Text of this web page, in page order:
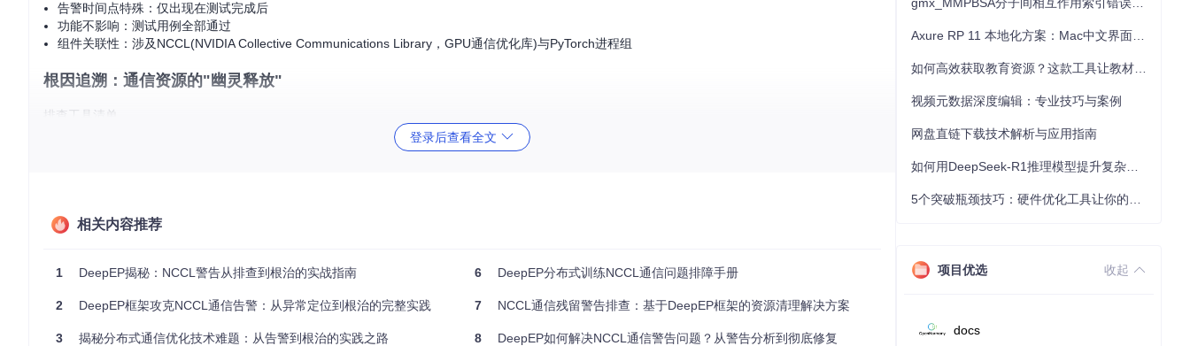
告警时间点特殊：仅出现在测试完成后
功能不影响：测试用例全部通过
组件关联性：涉及NCCL(NVIDIA Collective Communications Library，GPU通信优化库)与PyTorch进程组
根因追溯：通信资源的"幽灵释放"
排查工具清单
1️⃣日志痕迹分析
代码路径追踪
csrc/kernels/runtime.cu中发现NCCL初始化逻辑，但未找到对应的显式销毁代码。DeepEP虽然主要使用NVSHMEM进行通信，但在多节点模式
下会自动启用NCCL依赖。
登录后查看全文
相关内容推荐
1 DeepEP揭秘：NCCL警告从排查到根治的实战指南
2 DeepEP框架攻克NCCL通信告警：从异常定位到根治的完整实践
3 揭秘分布式通信优化技术难题：从告警到根治的实践之路
6 DeepEP分布式训练NCCL通信问题排障手册
7 NCCL通信残留警告排查：基于DeepEP框架的资源清理解决方案
8 DeepEP如何解决NCCL通信警告问题？从警告分析到彻底修复
视频元数据深度编辑：专业技巧与案例
网盘直链下载技术解析与应用指南
项目优选 收起
docs